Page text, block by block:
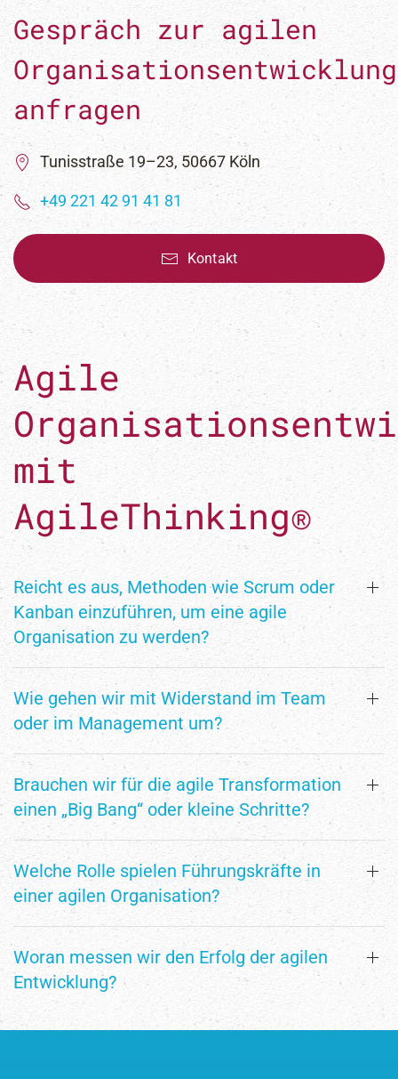
Gespräch zur agilen
Organisationsentwicklung
anfragen
Tunisstraße 19–23, 50667 Köln
+49 221 42 91 41 81
Kontakt
Agile
mit
AgileThinking®
Reicht es aus, Methoden wie Scrum oder
Kanban einzuführen, um eine agile
Organisation zu werden?
Wie gehen wir mit Widerstand im Team
oder im Management um?
Brauchen wir für die agile Transformation
einen „Big Bang“ oder kleine Schritte?
Welche Rolle spielen Führungskräfte in
einer agilen Organisation?
Woran messen wir den Erfolg der agilen
Entwicklung?